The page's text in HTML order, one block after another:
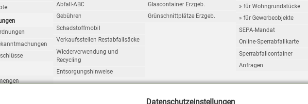
Datenschutzeinstellungen
Abfall-ABC
Gebühren
Schadstoffmobil
Verkaufsstellen Restabfallsäcke
Wiederverwendung und
Recycling
Entsorgungshinweise
Glascontainer Erzgeb.
Grünschnittplätze Erzgeb.
» für Wohngrundstücke
» für Gewerbeobjekte
SEPA-Mandat
Online-Sperrabfallkarte
Sperrabfallcontainer
Anfragen